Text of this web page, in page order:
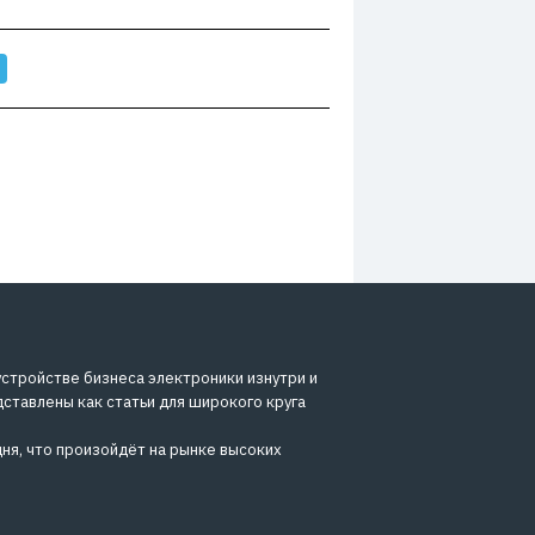
бизнеса электроники изнутри и
как статьи для широкого круга
что произойдёт на рынке высоких